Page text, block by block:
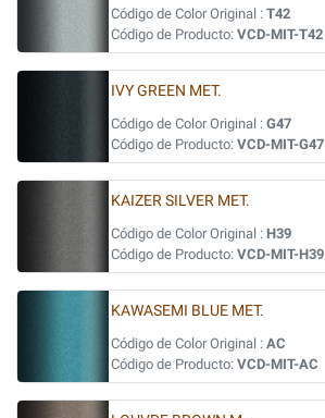
Código de Color Original : T42
Código de Producto: VCD-MIT-T42
IVY GREEN MET.
Código de Color Original : G47
Código de Producto: VCD-MIT-G47
KAIZER SILVER MET.
Código de Color Original : H39
Código de Producto: VCD-MIT-H39
KAWASEMI BLUE MET.
Código de Color Original : AC
Código de Producto: VCD-MIT-AC